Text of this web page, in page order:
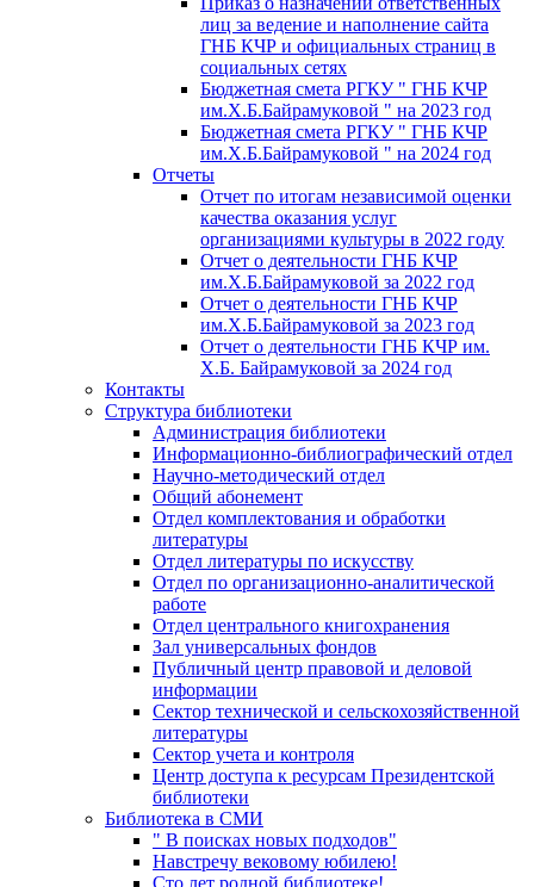
лиц за ведение и наполнение сайта
ГНБ КЧР и официальных страниц в
социальных сетях
Бюджетная смета РГКУ " ГНБ КЧР
им.Х.Б.Байрамуковой " на 2023 год
Бюджетная смета РГКУ " ГНБ КЧР
им.Х.Б.Байрамуковой " на 2024 год
Отчеты
Отчет по итогам независимой оценки
качества оказания услуг
организациями культуры в 2022 году
Отчет о деятельности ГНБ КЧР
им.Х.Б.Байрамуковой за 2022 год
Отчет о деятельности ГНБ КЧР
им.Х.Б.Байрамуковой за 2023 год
Отчет о деятельности ГНБ КЧР им.
Х.Б. Байрамуковой за 2024 год
Контакты
Структура библиотеки
Администрация библиотеки
Информационно-библиографический отдел
Научно-методический отдел
Общий абонемент
Отдел комплектования и обработки
литературы
Отдел литературы по искусству
Отдел по организационно-аналитической
работе
Отдел центрального книгохранения
Зал универсальных фондов
Публичный центр правовой и деловой
информации
Сектор технической и сельскохозяйственной
литературы
Сектор учета и контроля
Центр доступа к ресурсам Президентской
библиотеки
Библиотека в СМИ
" В поисках новых подходов"
Навстречу вековому юбилею!
Сто лет родной библиотеке!